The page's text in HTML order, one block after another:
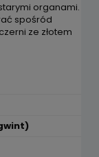
organami.
spośród
ze złotem